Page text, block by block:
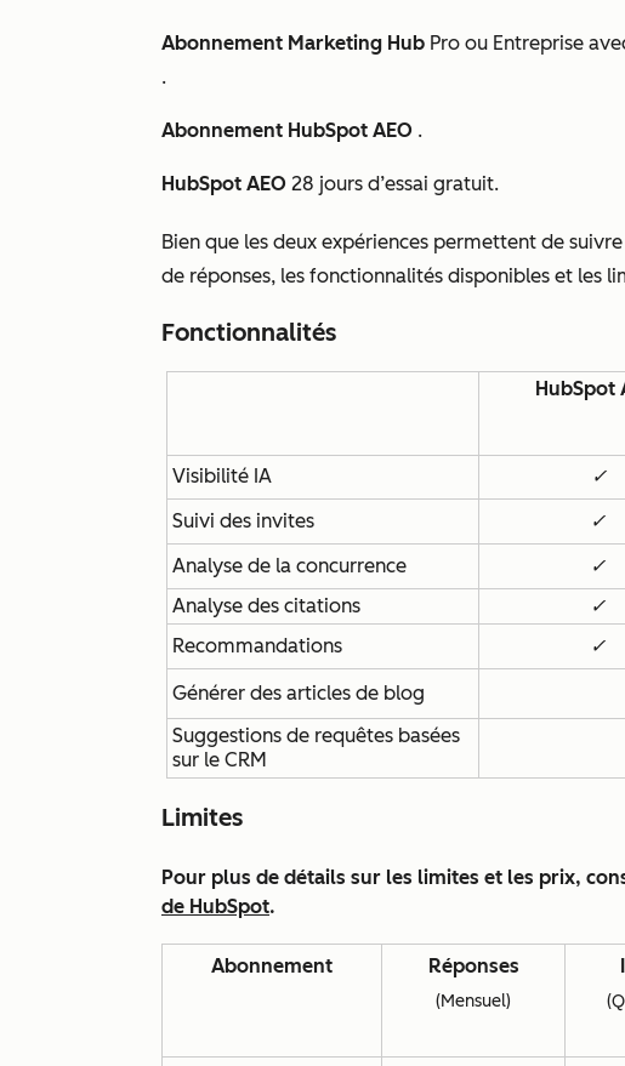
Abonnement Marketing Hub Pro ou Entreprise
.
Abonnement HubSpot AEO .
HubSpot AEO 28 jours d’essai gratuit.
Bien que les deux expériences permettent de
de réponses, les fonctionnalités disponibles et les
Fonctionnalités
HubSpot
Visibilité IA
✓
Suivi des invites
✓
Analyse de la concurrence
✓
Analyse des citations
✓
Recommandations
✓
Générer des articles de blog
Suggestions de requêtes basées
sur le CRM
Limites
Pour plus de détails sur les limites et les prix,
de HubSpot.
Abonnement Réponses
(Mensuel)